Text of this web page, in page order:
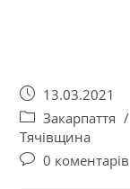
13.03.2021
Закарпаття /
Тячівщина
0 коментарів